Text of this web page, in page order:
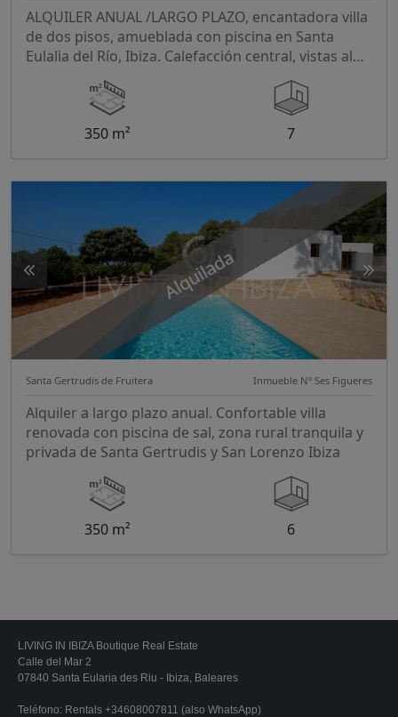
ALQUILER ANUAL /LARGO PLAZO, encantadora villa
de dos pisos, amueblada con piscina en Santa
Eulalia del Río, Ibiza. Calefacción central, vistas al
350 m² 7
Alquilada
Santa Gertrudis de Fruitera Inmueble Nº Ses Figueres
Alquiler a largo plazo anual. Confortable villa
renovada con piscina de sal, zona rural tranquila y
privada de Santa Gertrudis y San Lorenzo Ibiza
350 m² 6
LIVING IN IBIZA Boutique Real Estate
Calle del Mar 2
07840 Santa Eularia des Riu - Ibiza, Baleares
Teléfono: Rentals +34608007811 (also WhatsApp)